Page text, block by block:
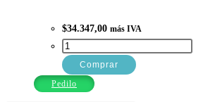
$34.347,00 más IVA
LATA
PAN
34X18X15
Comprar
Pedilo